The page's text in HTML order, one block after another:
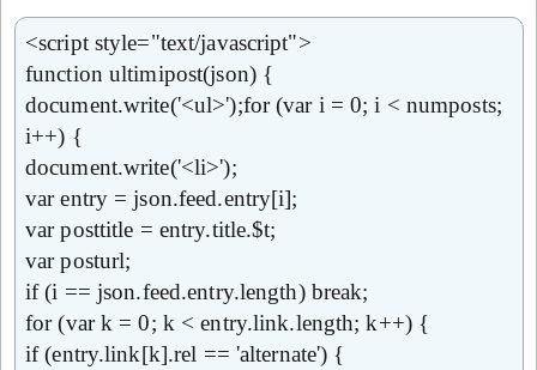
<script style="text/javascript">
function ultimipost(json) {
document.write('<ul>');for (var i = 0; i < numposts;
i++) {
document.write('<li>');
var entry = json.feed.entry[i];
var posttitle = entry.title.$t;
var posturl;
if (i == json.feed.entry.length) break;
for (var k = 0; k < entry.link.length; k++) {
if (entry.link[k].rel == 'alternate') {